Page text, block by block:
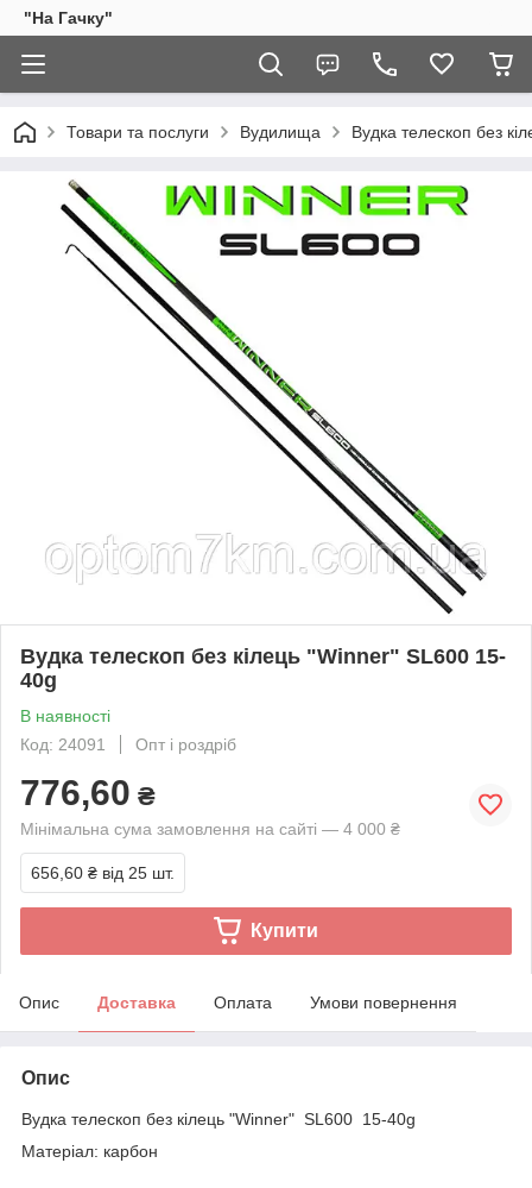
"На Гачку"
Товари та послуги Вудилища Вудка телескоп без
Вудка телескоп без кілець "Winner" SL600 15-
40g
В наявності
Код: 24091
Опт і роздріб
776,60 ₴
Мінімальна сума замовлення на сайті — 4 000 ₴
656,60 ₴ від 25 шт.
Купити
Опис Доставка Оплата Умови повернення
Опис
Вудка телескоп без кілець "Winner" SL600 15-40g
Матеріал: карбон